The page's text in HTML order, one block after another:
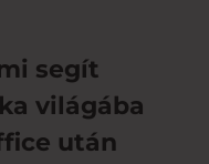
segít
világába
után